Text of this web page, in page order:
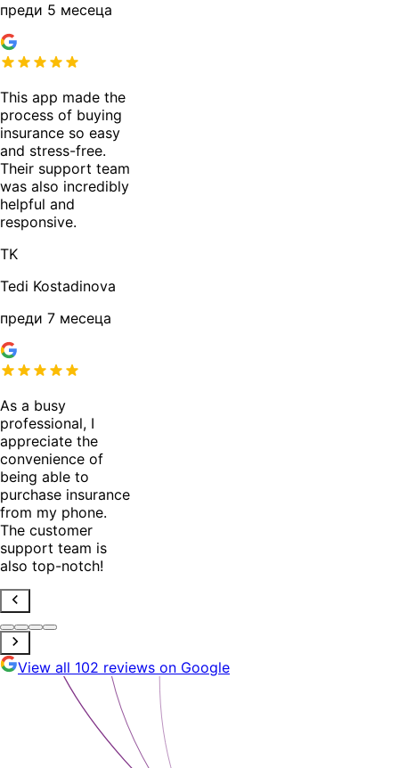
преди 5 месеца
This app made the
process of buying
insurance so easy
and stress-free.
Their support team
was also incredibly
helpful and
responsive.
TK
Tedi Kostadinova
преди 7 месеца
As a busy
professional, I
appreciate the
convenience of
being able to
purchase insurance
from my phone.
The customer
support team is
also top-notch!
View all 102 reviews on Google